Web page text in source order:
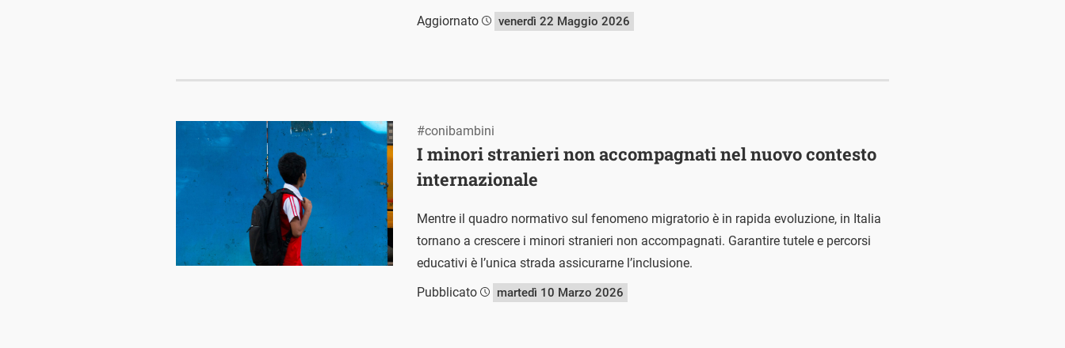
Aggiornato
venerdì 22 Maggio 2026
I minori stranieri non accompagnati nel nuovo contesto
internazionale
#conibambini
Mentre il quadro normativo sul fenomeno migratorio è in rapida evoluzione, in Italia
tornano a crescere i minori stranieri non accompagnati. Garantire tutele e percorsi
educativi è l’unica strada assicurarne l’inclusione.
Pubblicato
martedì 10 Marzo 2026